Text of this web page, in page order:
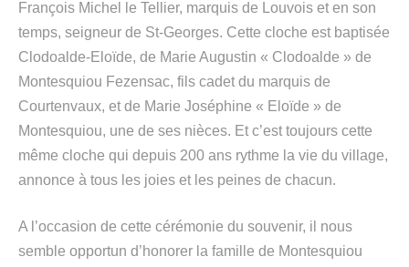
François Michel le Tellier, marquis de Louvois et en son
temps, seigneur de St-Georges. Cette cloche est baptisée
Clodoalde-Eloïde, de Marie Augustin « Clodoalde » de
Montesquiou Fezensac, fils cadet du marquis de
Courtenvaux, et de Marie Joséphine « Eloïde » de
Montesquiou, une de ses nièces. Et c’est toujours cette
même cloche qui depuis 200 ans rythme la vie du village,
annonce à tous les joies et les peines de chacun.
A l’occasion de cette cérémonie du souvenir, il nous
semble opportun d’honorer la famille de Montesquiou